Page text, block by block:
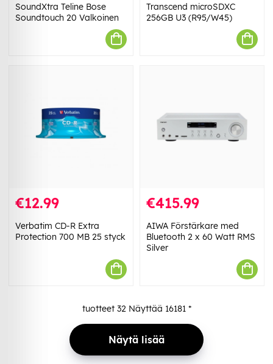
SoundXtra Teline Bose
Soundtouch 20 Valkoinen
Transcend microSDXC
256GB U3 (R95/W45)
€12.99
Verbatim CD-R Extra
Protection 700 MB 25 styck
€415.99
AIWA Förstärkare med
Bluetooth 2 x 60 Watt RMS
Silver
tuotteet 32Näyttää 16181*
Näytä lisää